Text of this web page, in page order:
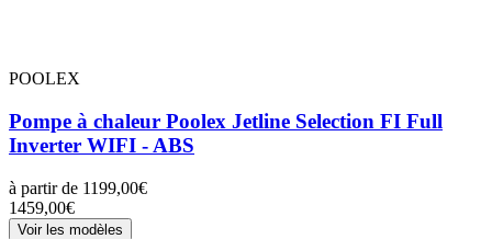
POOLEX
Pompe à chaleur Poolex Jetline Selection FI Full
Inverter WIFI - ABS
à partir de 1199,00€
1459,00€
Voir les modèles